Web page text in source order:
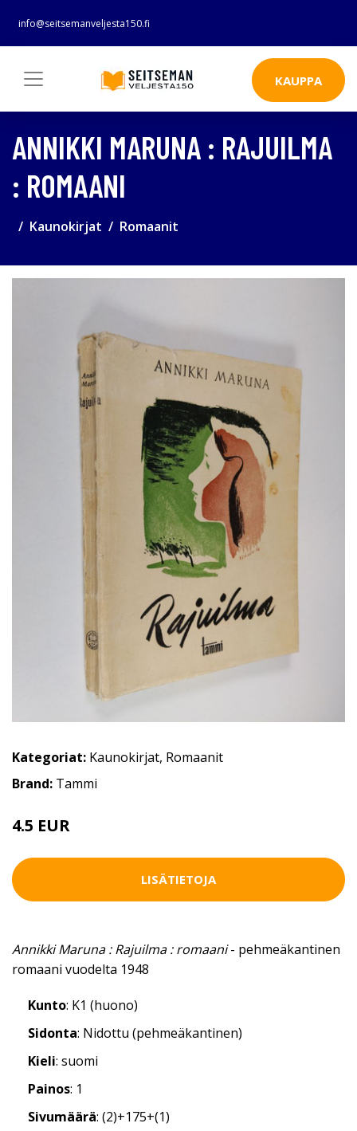
info@seitsemanveljesta150.fi
KAUPPA
ANNIKKI MARUNA : RAJUILMA
: ROMAANI
Kaunokirjat Romaanit
Kategoriat: Kaunokirjat, Romaanit
Brand: Tammi
4.5 EUR
LISÄTIETOJA
Annikki Maruna : Rajuilma : romaani- pehmeäkantinen
romaani vuodelta 1948
Kunto: K1 (huono)
Sidonta: Nidottu (pehmeäkantinen)
Kieli: suomi
Painos: 1
Sivumäärä: (2)+175+(1)